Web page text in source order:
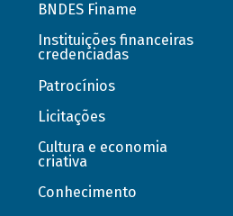
BNDES Finame
Instituições financeiras
credenciadas
Patrocínios
Licitações
Cultura e economia
criativa
Conhecimento